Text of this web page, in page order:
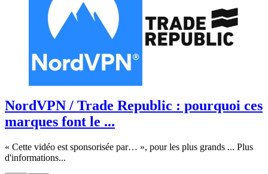
NordVPN / Trade Republic : pourquoi ces
marques font le ...
« Cette vidéo est sponsorisée par… », pour les plus grands ... Plus
d'informations...